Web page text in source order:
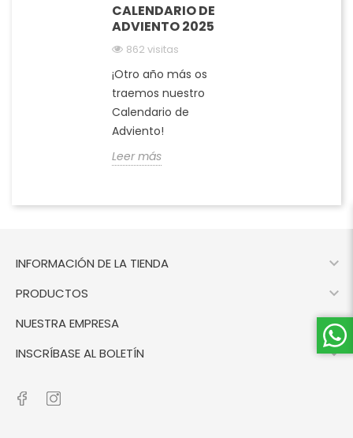
CALENDARIO DE
ADVIENTO 2025
862 visitas
¡Otro año más os
traemos nuestro
Calendario de
Adviento!
Leer más
INFORMACIÓN DE LA TIENDA 
PRODUCTOS 
NUESTRA EMPRESA 
INSCRÍBASE AL BOLETÍN 